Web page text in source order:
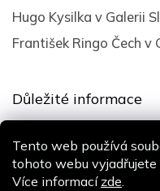
Tento web používá
tohoto webu vyjadřujete
Více informací zde.
Hugo Kysilka v Galerii
František Ringo Čech v
Důležité informace
Podmínky ochrany osobních